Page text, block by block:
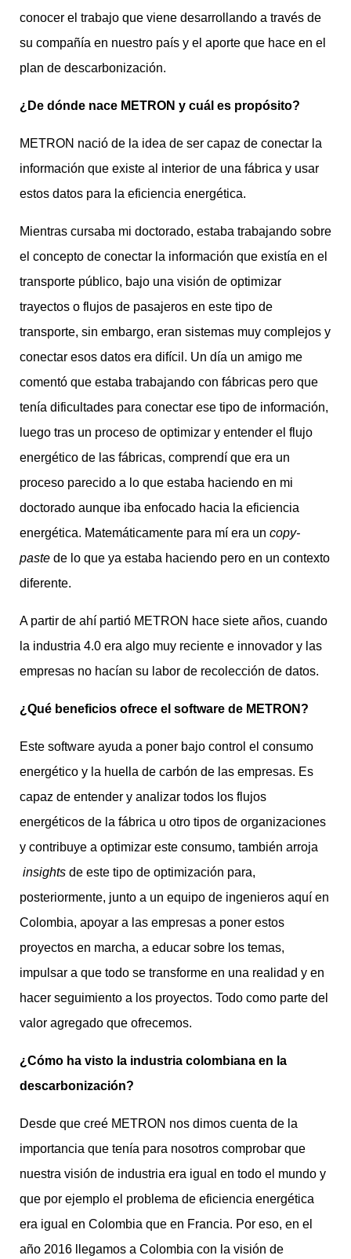
conocer el trabajo que viene desarrollando a través de
su compañía en nuestro país y el aporte que hace en el
plan de descarbonización.
¿De dónde nace METRON y cuál es propósito?
METRON nació de la idea de ser capaz de conectar la
información que existe al interior de una fábrica y usar
estos datos para la eficiencia energética.
Mientras cursaba mi doctorado, estaba trabajando sobre
el concepto de conectar la información que existía en el
transporte público, bajo una visión de optimizar
trayectos o flujos de pasajeros en este tipo de
transporte, sin embargo, eran sistemas muy complejos y
conectar esos datos era difícil. Un día un amigo me
comentó que estaba trabajando con fábricas pero que
tenía dificultades para conectar ese tipo de información,
luego tras un proceso de optimizar y entender el flujo
energético de las fábricas, comprendí que era un
proceso parecido a lo que estaba haciendo en mi
doctorado aunque iba enfocado hacia la eficiencia
energética. Matemáticamente para mí era un copy-
paste de lo que ya estaba haciendo pero en un contexto
diferente.
A partir de ahí partió METRON hace siete años, cuando
la industria 4.0 era algo muy reciente e innovador y las
empresas no hacían su labor de recolección de datos.
¿Qué beneficios ofrece el software de METRON?
Este software ayuda a poner bajo control el consumo
energético y la huella de carbón de las empresas. Es
capaz de entender y analizar todos los flujos
energéticos de la fábrica u otro tipos de organizaciones
y contribuye a optimizar este consumo, también arroja
insights de este tipo de optimización para,
posteriormente, junto a un equipo de ingenieros aquí en
Colombia, apoyar a las empresas a poner estos
proyectos en marcha, a educar sobre los temas,
impulsar a que todo se transforme en una realidad y en
hacer seguimiento a los proyectos. Todo como parte del
valor agregado que ofrecemos.
¿Cómo ha visto la industria colombiana en la
descarbonización?
Desde que creé METRON nos dimos cuenta de la
importancia que tenía para nosotros comprobar que
nuestra visión de industria era igual en todo el mundo y
que por ejemplo el problema de eficiencia energética
era igual en Colombia que en Francia. Por eso, en el
año 2016 llegamos a Colombia con la visión de